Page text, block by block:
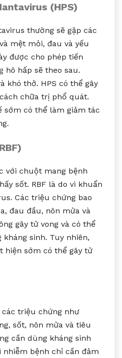
(HPS)
thường sẽ gặp các
mệt mỏi, đau và yếu
được cho phép tiến
hô hấp sẽ theo sau.
khó thở. HPS có thể gây
chữa trị phổ quát.
sớm có thể làm giảm tác
với chuột mang bệnh
sốt. RBF là do vi khuẩn
Các triệu chứng bao
đau đầu, nôn mửa và
gây tử vong và có thể
sinh. Tuy nhiên,
hiện sớm có thể gây tử
các triệu chứng như
sốt, nôn mửa và tiêu
cần dùng kháng sinh
nhiễm bệnh chỉ cần đảm